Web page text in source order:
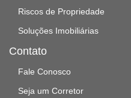
Riscos de Propriedade
Soluções Imobiliárias
Contato
Fale Conosco
Seja um Corretor